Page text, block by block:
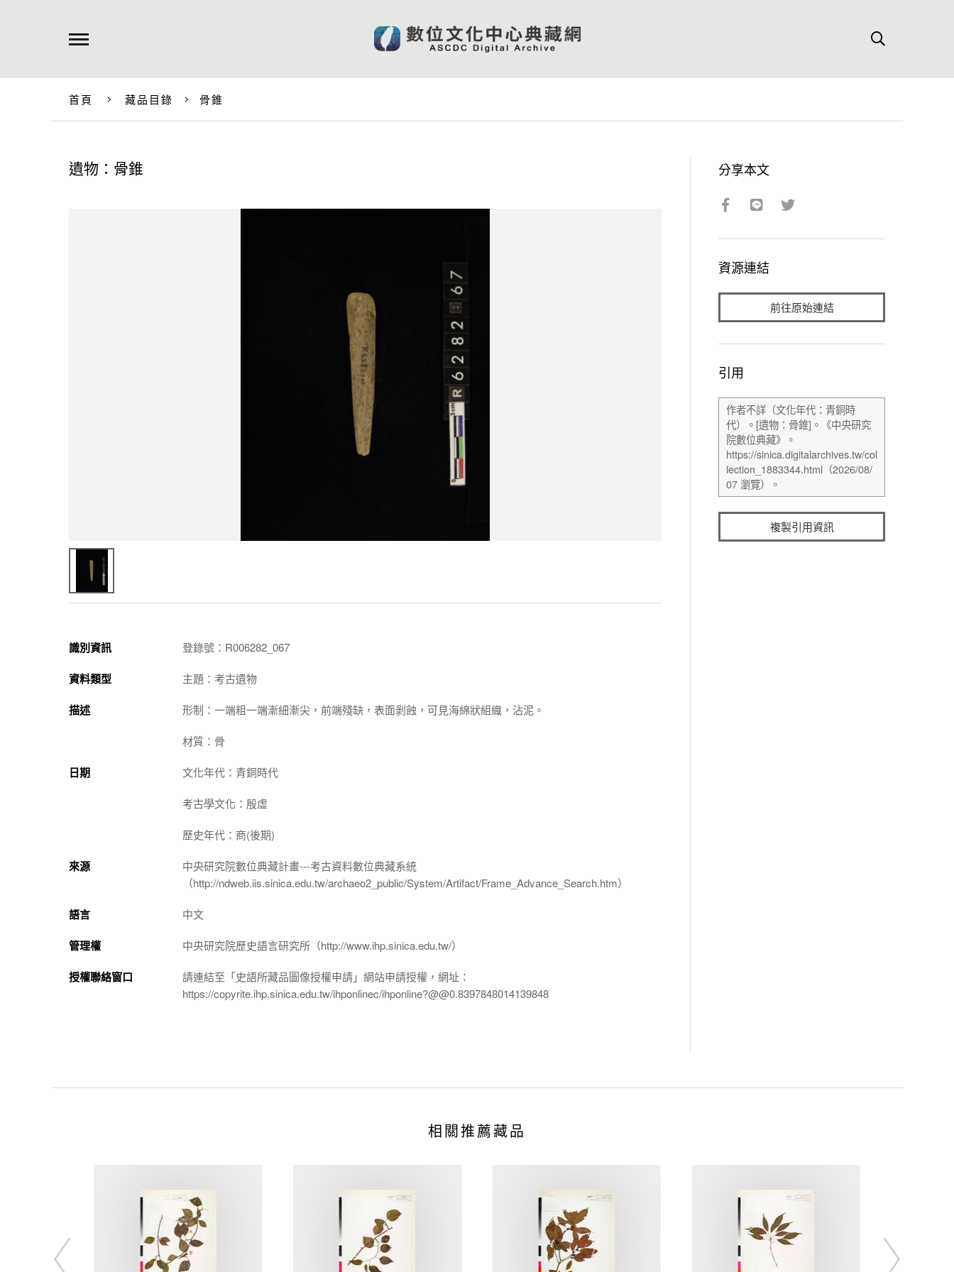
首頁 藏品目錄 骨錐
遺物：骨錐
識別資訊 登錄號：R006282_067
資料類型 主題：考古遺物
描述 形制：一端粗一端漸細漸尖，前端殘缺，表面剝蝕，可見海綿狀組織，沾泥。
材質：骨
日期 文化年代：青銅時代
考古學文化：殷虛
歷史年代：商(後期)
來源
中央研究院數位典藏計畫---考古資料數位典藏系統
（http://ndweb.iis.sinica.edu.tw/archaeo2_public/System/Artifact/Frame_Advance_Search.htm）
語言 中文
管理權 中央研究院歷史語言研究所（http://www.ihp.sinica.edu.tw/）
授權聯絡窗口
請連結至「史語所藏品圖像授權申請」網站申請授權，網址：
https://copyrite.ihp.sinica.edu.tw/ihponlinec/ihponline?@@0.8397848014139848
分享本文
資源連結
前往原始連結
引用
複製引用資訊
相關推薦藏品